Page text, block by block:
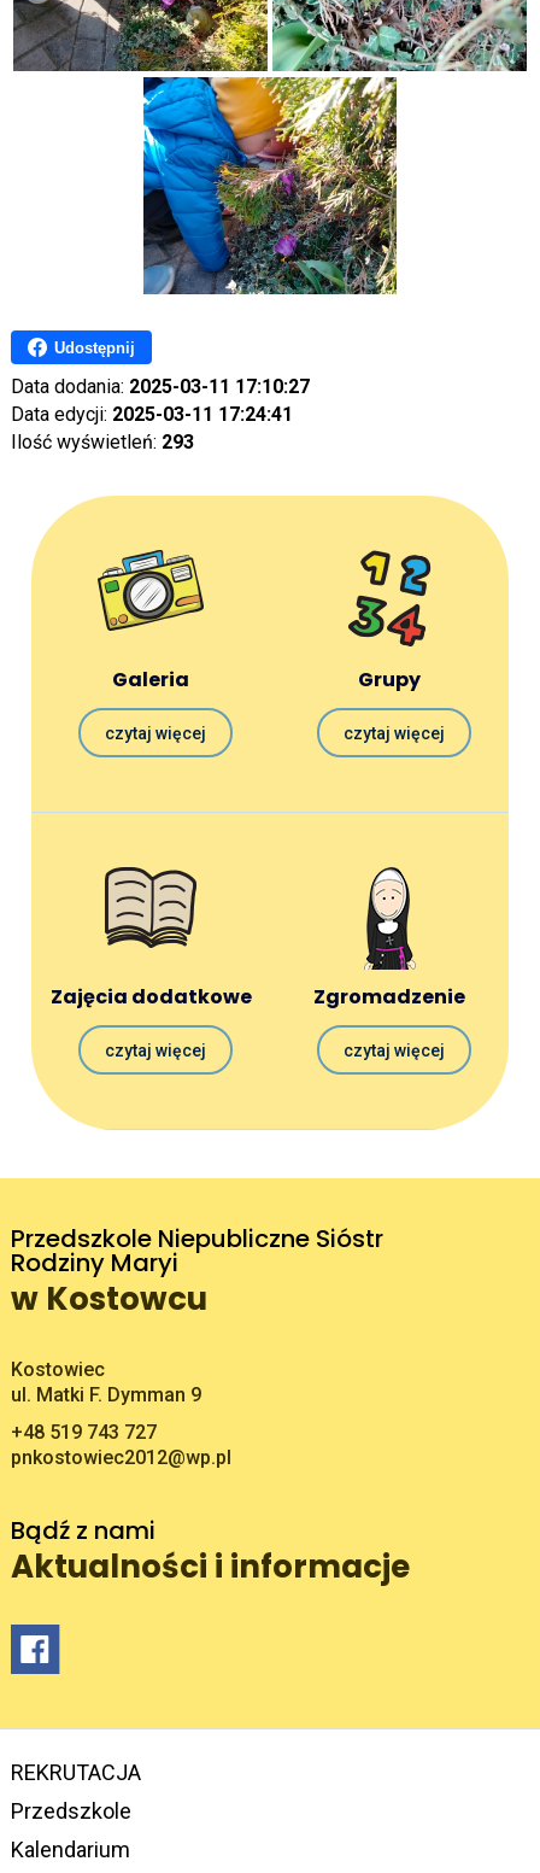
Udostępnij
Data dodania: 2025-03-11 17:10:27
Data edycji: 2025-03-11 17:24:41
Ilość wyświetleń: 293
Galeria
czytaj więcej
Grupy
czytaj więcej
Zajęcia dodatkowe
czytaj więcej
Zgromadzenie
czytaj więcej
Przedszkole Niepubliczne Sióstr
Rodziny Maryi
w Kostowcu
Adres pocztowy:
Kostowiec
ul. Matki F. Dymman 9
+48 519 743 727
pnkostowiec2012@wp.pl
Bądź z nami
Aktualności i informacje
REKRUTACJA
Przedszkole
Kalendarium